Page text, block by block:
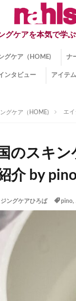
グケアを本気で学
グケア（HOME) ナ
ナ
ナ
ンタビュー アイテ
グケア（HOME) エ
のスキン
介 by
ングケアひろば pino,